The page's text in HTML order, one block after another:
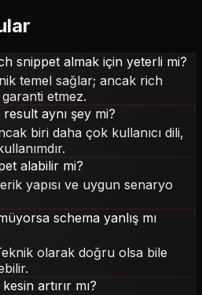
snippet almak için yeterli mi?
temel sağlar; ancak rich
etmez.
aynı şey mi?
biri daha çok kullanıcı dili,
alabilir mi?
yapısı ve uygun senaryo
schema yanlış mı
olarak doğru olsa bile
artırır mı?